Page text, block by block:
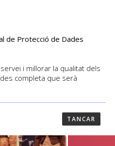
CONTACTAR
de Protecció de Dades
i millorar la qualitat dels
completa que serà
TANCAR